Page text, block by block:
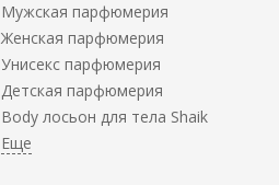
Мужская парфюмерия
Женская парфюмерия
Унисекс парфюмерия
Детская парфюмерия
Body лосьон для тела Shaik